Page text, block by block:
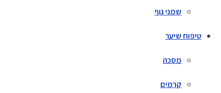
שמני גוף
טיפוח שיער
מסכה
קרמים